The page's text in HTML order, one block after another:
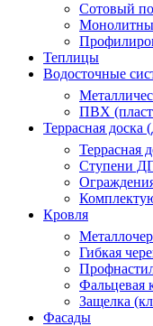
Сотовый
Теплицы
Водосточные
ПВХ
Террасная
Террасная
Ступени
Кровля
Гибкая
Фальцевая
Защелка
Фасады